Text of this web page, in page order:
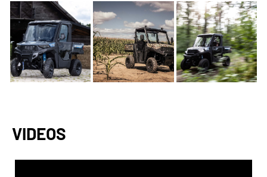
VIDEOS